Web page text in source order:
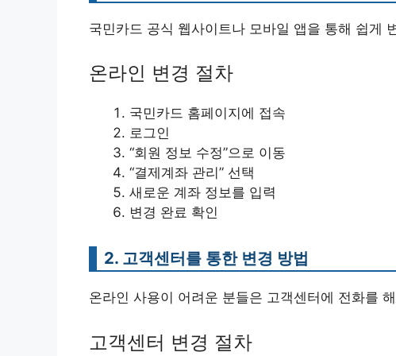
국민카드 공식 웹사이트나 모바일 앱을 통해 쉽게
온라인 변경 절차
국민카드 홈페이지에 접속
로그인
“회원 정보 수정”으로 이동
“결제계좌 관리” 선택
새로운 계좌 정보를 입력
변경 완료 확인
2. 고객센터를 통한 변경 방법
온라인 사용이 어려운 분들은 고객센터에 전화를
고객센터 변경 절차